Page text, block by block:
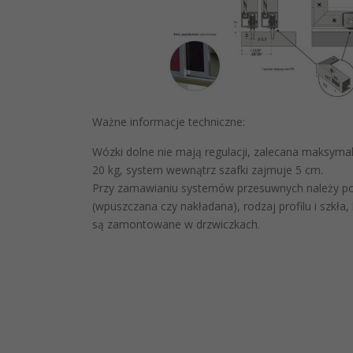
Ważne informacje techniczne:
Wózki dolne nie mają regulacji, zalecana
20 kg, system wewnątrz szafki zajmuje 5 cm.
Przy zamawianiu systemów przesuwnych należy
(wpuszczana czy nakładana), rodzaj profilu i
są zamontowane w drzwiczkach.